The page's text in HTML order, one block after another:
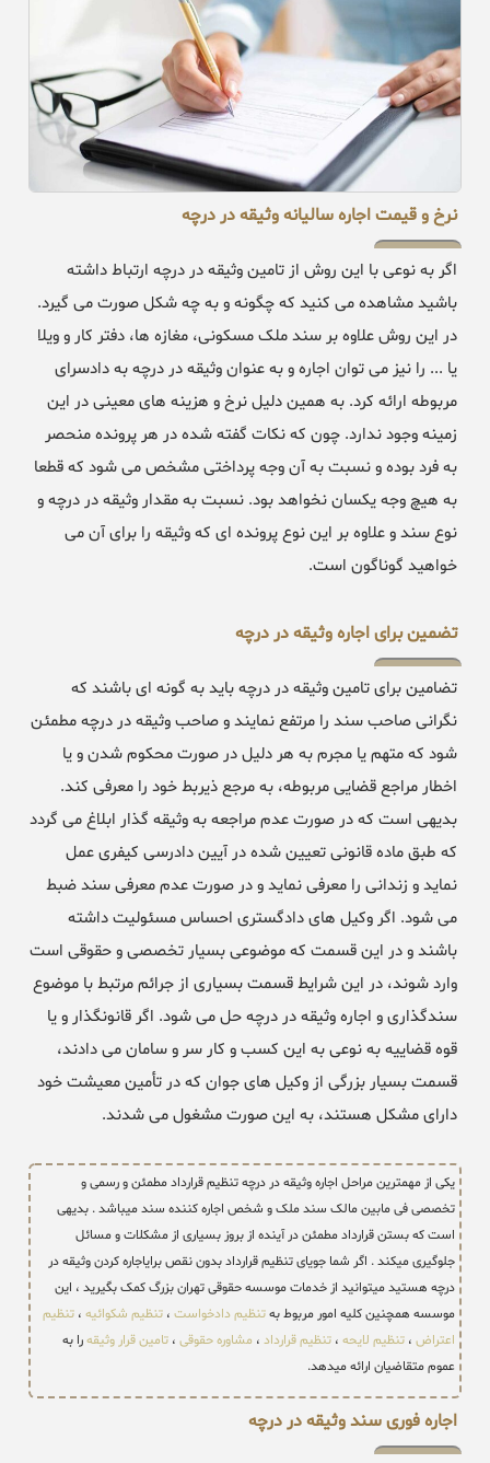
نرخ و قیمت اجاره سالیانه وثیقه در درچه
اگر به نوعی با این روش از تامین وثیقه در درچه ارتباط داشته
باشید مشاهده می کنید که چگونه و به چه شکل صورت می گیرد.
در این روش علاوه بر سند ملک مسکونی، مغازه ها، دفتر کار و ویلا
یا ... را نیز می توان اجاره و به عنوان وثیقه در درچه به دادسرای
مربوطه ارائه کرد. به همین دلیل نرخ و هزینه های معینی در این
زمینه وجود ندارد. چون که نکات گفته شده در هر پرونده منحصر
به فرد بوده و نسبت به آن وجه پرداختی مشخص می شود که قطعا
به هیچ وجه یکسان نخواهد بود. نسبت به مقدار وثیقه در درچه و
نوع سند و علاوه بر این نوع پرونده ای که وثیقه را برای آن می
خواهید گوناگون است.
تضمین برای اجاره وثیقه در درچه
تضامین برای تامین وثیقه در درچه باید به گونه ای باشند که
نگرانی صاحب سند را مرتفع نمایند و صاحب وثیقه در درچه مطمئن
شود که متهم یا مجرم به هر دلیل در صورت محکوم شدن و یا
اخطار مراجع قضایی مربوطه، به مرجع ذیربط خود را معرفی کند.
بدیهی است که در صورت عدم مراجعه به وثیقه گذار ابلاغ می گردد
که طبق ماده قانونی تعیین شده در آیین دادرسی کیفری عمل
نماید و زندانی را معرفی نماید و در صورت عدم معرفی سند ضبط
می شود. اگر وکیل های دادگستری احساس مسئولیت داشته
باشند و در این قسمت که موضوعی بسیار تخصصی و حقوقی است
وارد شوند، در این شرایط قسمت بسیاری از جرائم مرتبط با موضوع
سندگذاری و اجاره وثیقه در درچه حل می شود. اگر قانونگذار و یا
قوه قضاییه به نوعی به این کسب و کار سر و سامان می دادند،
قسمت بسیار بزرگی از وکیل های جوان که در تأمین معیشت خود
دارای مشکل هستند، به این صورت مشغول می شدند.
یکی از مهمترین مراحل اجاره وثیقه در درچه تنظیم قرارداد مطمئن و رسمی و
تخصصی فی مابین مالک سند ملک و شخص اجاره کننده سند میباشد . بدیهی
است که بستن قرارداد مطمئن در آینده از بروز بسیاری از مشکلات و مسائل
جلوگیری میکند . اگر شما جویای تنظیم قرارداد بدون نقص برایاجاره کردن وثیقه در
درچه هستید میتوانید از خدمات موسسه حقوقی تهران بزرگ کمک بگیرید ، این
موسسه همچنین کلیه امور مربوط بهتنظیم دادخواست ، تنظیم شکوائیه ، تنظیم
اعتراض ، تنظیم لایحه ، تنظیم قرارداد ، مشاوره حقوقی ، تامین قرار وثیقهرا به
عموم متقاضیان ارائه میدهد.
اجاره فوری سند وثیقه در درچه